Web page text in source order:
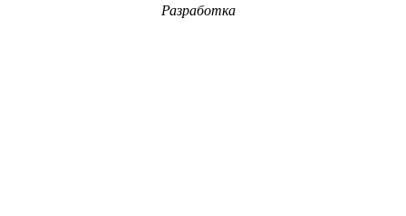
Разработка